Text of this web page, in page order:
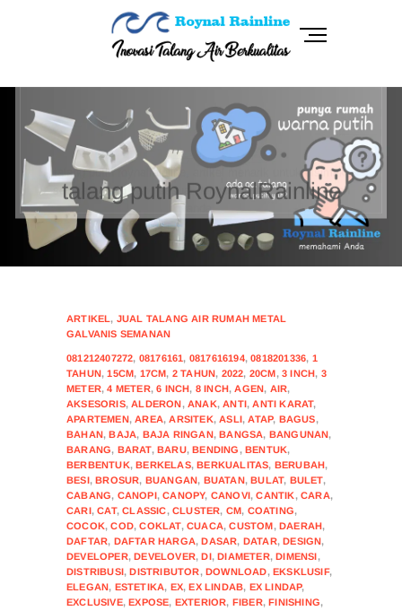
RoynalRainline
INOVASI TALANG AIR BERKUALITAS
M
B
u
t
t
o
n
talang putih roynalrainline, artikel menarik untuk disimak,
seputar talang yang sesuai dengan desain exterior rumah
anda.
talang putih RoynalRainline
CONTINUE READING
ARTIKEL, JUAL TALANG AIR RUMAH METAL
GALVANIS SEMANAN
081212407272, 08176161, 0817616194,0818201336, 1
TAHUN,15CM, 17CM, 2 TAHUN, 2022, 20CM,3 INCH, 3
METER,4 METER,6 INCH, 8 INCH,AGEN, AIR,
AKSESORIS,ALDERON,ANAK,ANTI,ANTI KARAT,
APARTEMEN,AREA,ARSITEK,ASLI,ATAP, BAGUS,
BAHAN,BAJA, BAJA RINGAN,BANGSA, BANGUNAN,
BARANG, BARAT,BARU,BENDING ,BENTUK,
BERBENTUK,BERKELAS,BERKUALITAS, BERUBAH,
BESI,BROSUR, BUANGAN, BUATAN,BULAT, BULET,
CABANG, CANOPI,CANOPY, CANOVI,CANTIK,CARA,
CARI,CAT,CLASSIC,CLUSTER, CM, COATING,
COCOK,COD,COKLAT,CUACA,CUSTOM,DAERAH,
DAFTAR, DAFTAR HARGA,DASAR, DATAR,DESIGN,
DEVELOPER,DEVELOVER,DI,DIAMETER,DIMENSI,
DISTRIBUSI,DISTRIBUTOR,DOWNLOAD,EKSKLUSIF,
ELEGAN, ESTETIKA, EX,EX LINDAB, EX LINDAP,
EXCLUSIVE,EXPOSE, EXTERIOR, FIBER,FINISHING,